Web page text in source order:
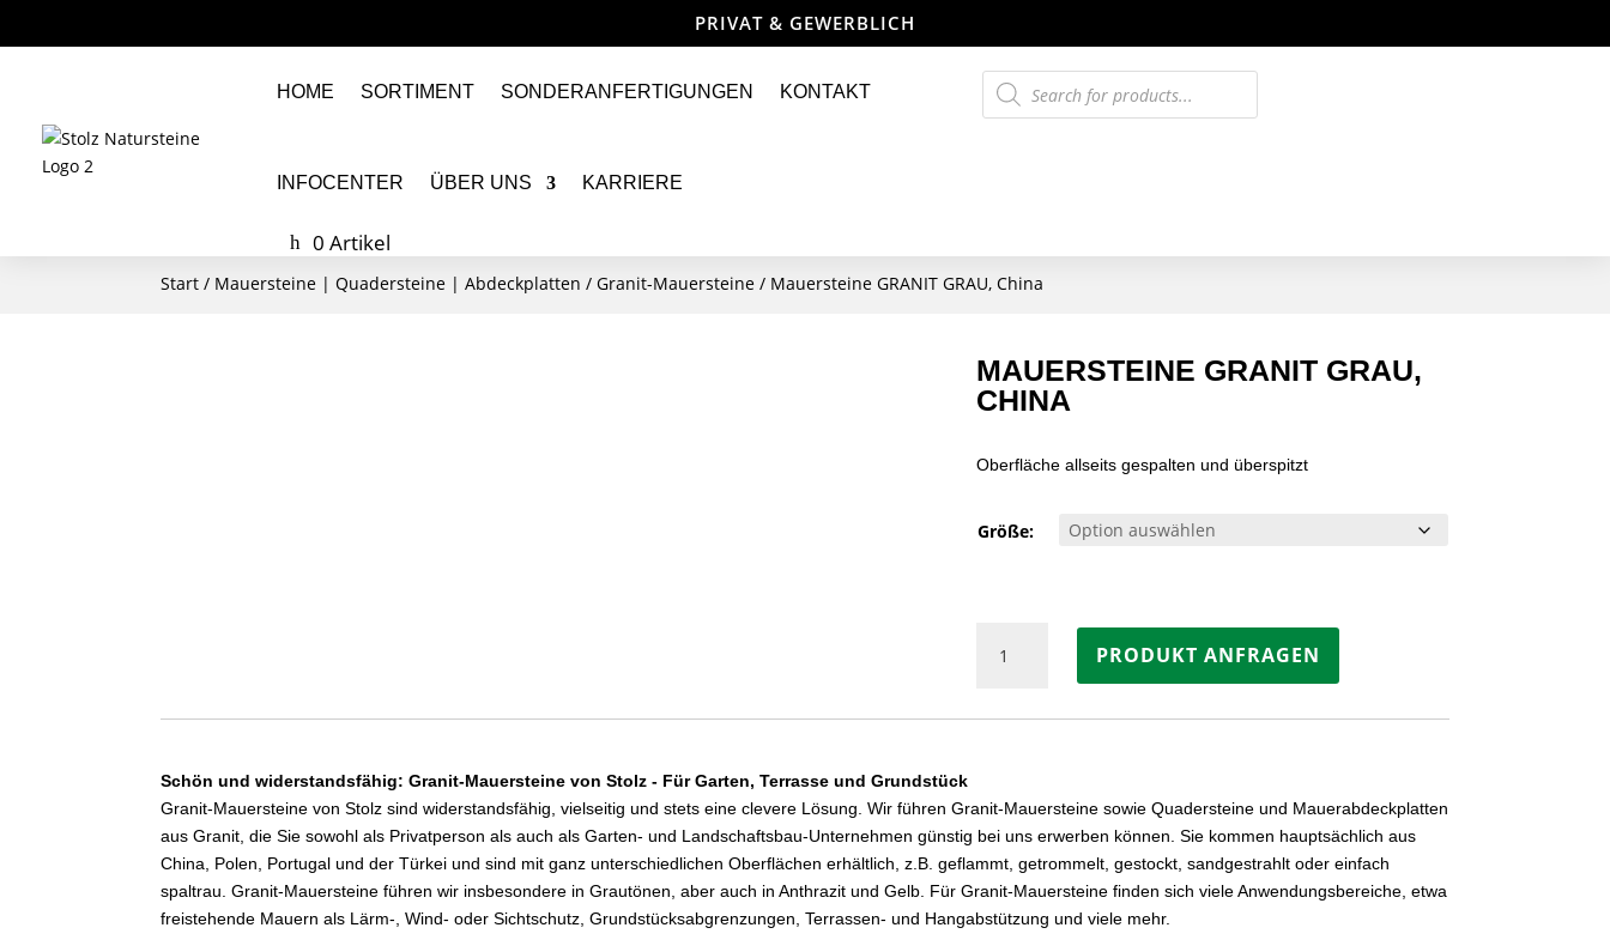
PRIVAT & GEWERBLICH
HOME SORTIMENT SONDERANFERTIGUNGEN KONTAKT
INFOCENTER ÜBER UNS KARRIERE
0 Artikel
Products
search
Start / Mauersteine | Quadersteine | Abdeckplatten /Granit-Mauersteine / Mauersteine GRANIT GRAU, China
MAUERSTEINE GRANIT GRAU,
CHINA
Oberfläche allseits gespalten und überspitzt
Größe:
GRANIT
China
PRODUKT ANFRAGEN
Schön und widerstandsfähig: Granit-Mauersteine von Stolz - Für Garten, Terrasse und Grundstück
Granit-Mauersteine von Stolz sind widerstandsfähig, vielseitig und stets eine clevere Lösung. Wir führen Granit-Mauersteine sowie Quadersteine und Mauerabdeckplatten
aus Granit, die Sie sowohl als Privatperson als auch als Garten- und Landschaftsbau-Unternehmen günstig bei uns erwerben können. Sie kommen hauptsächlich aus
China, Polen, Portugal und der Türkei und sind mit ganz unterschiedlichen Oberflächen erhältlich, z.B. geflammt, getrommelt, gestockt, sandgestrahlt oder einfach
spaltrau. Granit-Mauersteine führen wir insbesondere in Grautönen, aber auch in Anthrazit und Gelb. Für Granit-Mauersteine finden sich viele Anwendungsbereiche, etwa
freistehende Mauern als Lärm-, Wind- oder Sichtschutz, Grundstücksabgrenzungen, Terrassen- und Hangabstützung und viele mehr.